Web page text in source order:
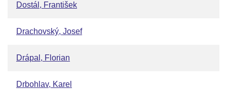
Dostál, František
Drachovský, Josef
Drápal, Florian
Drbohlav, Karel